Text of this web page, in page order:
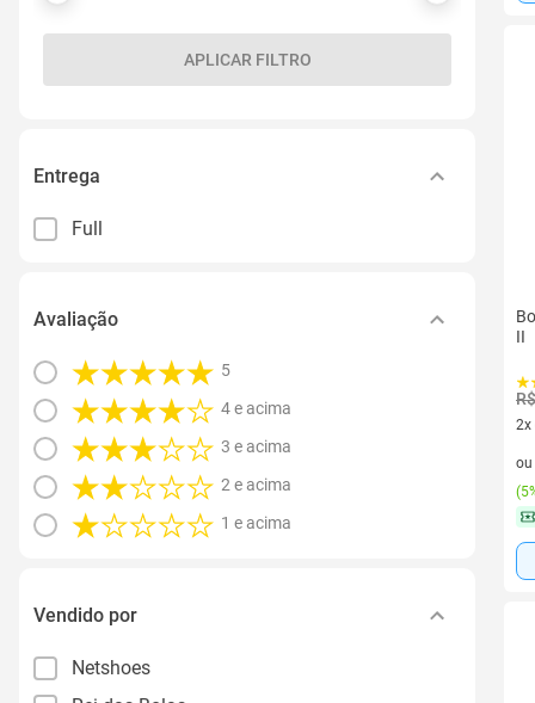
APLICAR FILTRO
Entrega
Full
Avaliação
5
4 e acima
3 e acima
2 e acima
1 e acima
Vendido por
Netshoes
II
2x
2
ou
(